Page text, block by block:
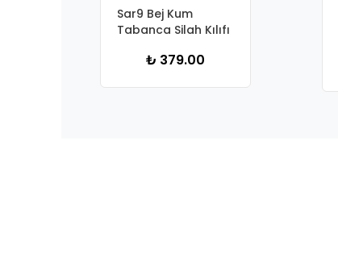
Sar9 Bej Kum
Tabanca Silah Kılıfı
₺ 379.00